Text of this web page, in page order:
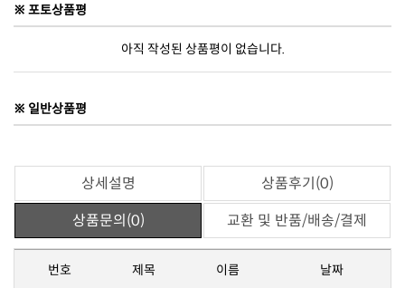
※ 포토상품평
아직 작성된 상품평이 없습니다.
※ 일반상품평
상세설명
상품후기(0)
상품문의(0)
교환 및 반품/배송/결제
번호 제목 이름 날짜